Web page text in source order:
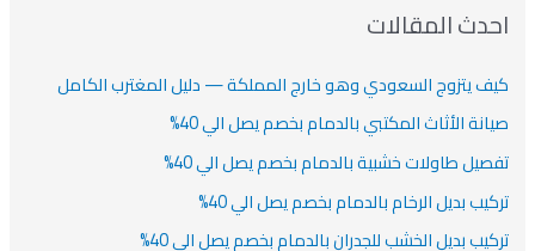
المقالات
يتزوج السعودي وهو خارج المملكة — دليل المغترب الكامل
الأثاث المكتبي بالدمام بخصم يصل الي 40%
طاولات خشبية بالدمام بخصم يصل الي 40%
بديل الرخام بالدمام بخصم يصل الي 40%
بديل الخشب للجدران بالدمام بخصم يصل الي 40%